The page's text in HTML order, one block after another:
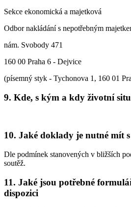
Sekce ekonomická a majetková
Odbor nakládání s nepotřebným
nám. Svobody 471
160 00 Praha 6 - Dejvice
(písemný styk - Tychonova 1, 160 01
9. Kde, s kým a kdy životní
10. Jaké doklady je nutné mít s
Dle podmínek stanovených v bližších
soutěž.
11. Jaké jsou potřebné
dispozici